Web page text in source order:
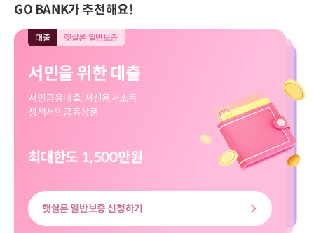
GO BANK가 추천해요!
대출 햇살론 일반보증
서민을 위한 대출
서민금융대출, 저신용저소득
정책서민금융상품
최대한도 1,500만원
햇살론 일반보증 신청하기
대출 모바일전용
직장인 신규대출
대출신청부터 송금까지
쉽고 빠르게
최대한도 8천만원
신용대출 신청하기
보고파플러스 파킹통장
입출금 자유!
하루만 맡겨도 이자가 쏠쏠
최고 3.20%
마이버킷 정기적금
나의 버킷리스트를 이뤄줄
마이버킷 정기적금
최고금리 3.00%
마이버킷정기적금 살펴보기
서민을 위한 대출
최대한도 1,500만원
햇살론 일반보증 신청하기
직장인 신규대출
최대한도 8천만원
신용대출 신청하기